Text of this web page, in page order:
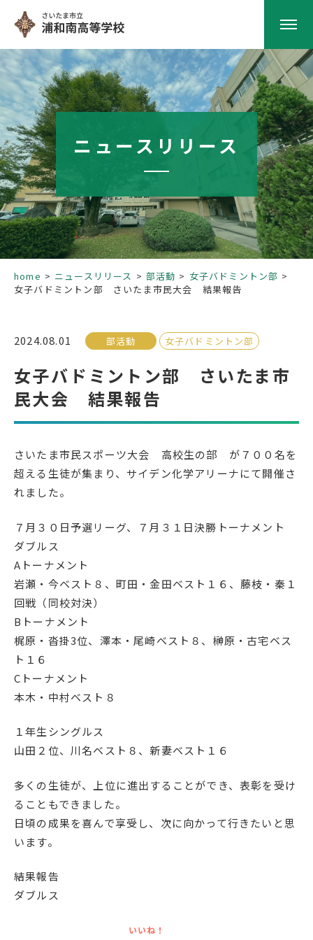
HOME
学校紹介
南高の教育
学校生活
部活動
受検生の方へ
年間スケジュール
学校パンフレット
教科ガイド
校長室より
保健室より
図書室より
事務室より
在校生の皆さんへ
地域の皆様へ
同窓会
教育関係者の方へ
アクセス
English
プライバシーポリシー
ニュースリリース
home ニュースリリース 部活動
女子バドミントン部
女子バドミントン部 さいたま市民大会 結果報告
2024.08.01 部活動 女子バドミントン部
女子バドミントン部 さいたま市
民大会 結果報告
さいたま市民スポーツ大会 高校生の部 が７００名を
超える生徒が集まり、サイデン化学アリーナにて開催さ
れました。
７月３０日予選リーグ、７月３１日決勝トーナメント
ダブルス
Aトーナメント
岩瀬・今ベスト８、町田・金田ベスト１６、藤枝・秦１
回戦（同校対決）
Bトーナメント
梶原・沓掛3位、澤本・尾崎ベスト８、榊原・古宅ベス
ト１６
Cトーナメント
本木・中村ベスト８
１年生シングルス
山田２位、川名ベスト８、新妻ベスト１６
多くの生徒が、上位に進出することができ、表彰を受け
ることもできました。
日頃の成果を喜んで享受し、次に向かって行きたいと思
います。
結果報告
ダブルス
いいね！